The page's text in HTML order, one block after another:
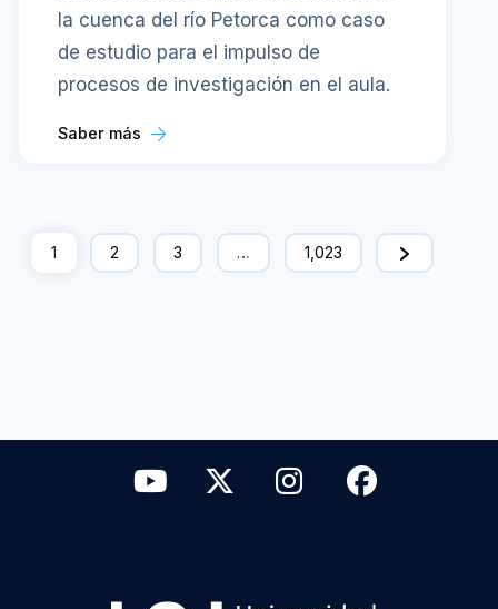
la cuenca del río Petorca como caso
de estudio para el impulso de
procesos de investigación en el aula.
Saber más
1 2 3 … 1,023